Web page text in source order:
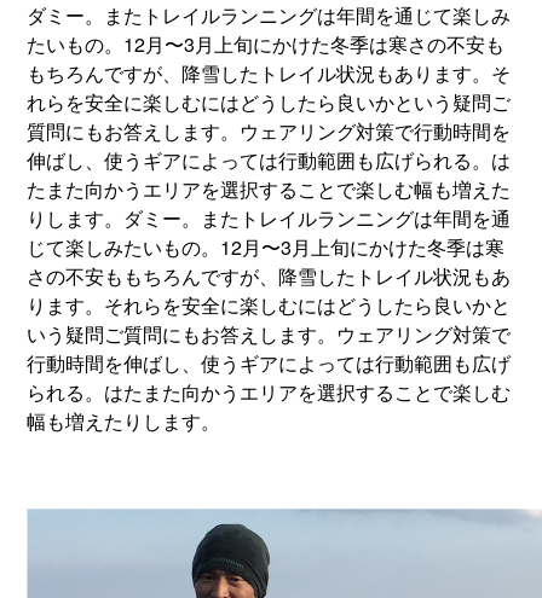
ダミー。またトレイルランニングは年間を通じて楽しみ
たいもの。12月〜3月上旬にかけた冬季は寒さの不安も
もちろんですが、降雪したトレイル状況もあります。そ
れらを安全に楽しむにはどうしたら良いかという疑問ご
質問にもお答えします。ウェアリング対策で行動時間を
伸ばし、使うギアによっては行動範囲も広げられる。は
たまた向かうエリアを選択することで楽しむ幅も増えた
りします。ダミー。またトレイルランニングは年間を通
じて楽しみたいもの。12月〜3月上旬にかけた冬季は寒
さの不安ももちろんですが、降雪したトレイル状況もあ
ります。それらを安全に楽しむにはどうしたら良いかと
いう疑問ご質問にもお答えします。ウェアリング対策で
行動時間を伸ばし、使うギアによっては行動範囲も広げ
られる。はたまた向かうエリアを選択することで楽しむ
幅も増えたりします。